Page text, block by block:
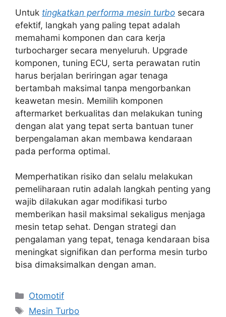
Untuk tingkatkan performa mesin turbo secara
efektif, langkah yang paling tepat adalah
memahami komponen dan cara kerja
turbocharger secara menyeluruh. Upgrade
komponen, tuning ECU, serta perawatan rutin
harus berjalan beriringan agar tenaga
bertambah maksimal tanpa mengorbankan
keawetan mesin. Memilih komponen
aftermarket berkualitas dan melakukan tuning
dengan alat yang tepat serta bantuan tuner
berpengalaman akan membawa kendaraan
pada performa optimal.
Memperhatikan risiko dan selalu melakukan
pemeliharaan rutin adalah langkah penting yang
wajib dilakukan agar modifikasi turbo
memberikan hasil maksimal sekaligus menjaga
mesin tetap sehat. Dengan strategi dan
pengalaman yang tepat, tenaga kendaraan bisa
meningkat signifikan dan performa mesin turbo
bisa dimaksimalkan dengan aman.
Kategori
Otomotif
Tag
Mesin Turbo